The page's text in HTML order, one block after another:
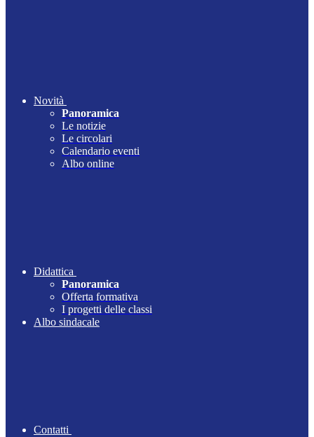
Novità
Panoramica
Le notizie
Le circolari
Calendario eventi
Albo online
Didattica
Panoramica
Offerta formativa
I progetti delle classi
Albo sindacale
Contatti